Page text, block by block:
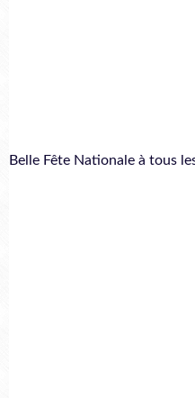
Belle Fête Nationale à tous